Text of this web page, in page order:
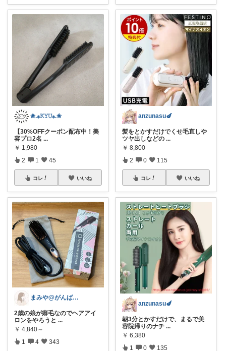
✬.⁎𝙺𝚈𝚄⁎.✬
【30%OFFクーポン配布中！美
容プロ2名 ...
￥ 1,980
2 1 45
コレ いいね
まみや@がんばりすぎない毎日を。
2歳の娘が癖毛なのでヘアアイ
ロンをやろうと ...
￥ 4,840～
1 4 343
anzunasu🍆
髪をとかすだけでくせ毛直しや
ツヤ出しなどの ...
￥ 8,800
2 0 115
コレ いいね
anzunasu🍆
朝3分とかすだけで、まるで美
容院帰りのナチ ...
￥ 6,380
1 0 135